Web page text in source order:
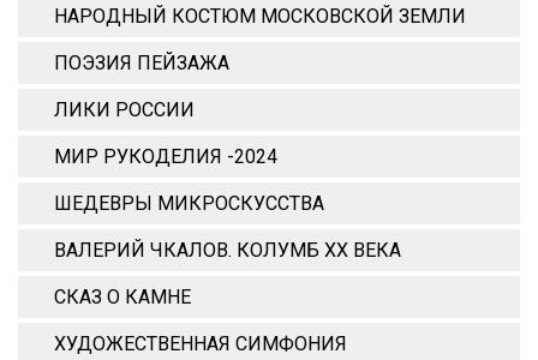
НАРОДНЫЙ КОСТЮМ МОСКОВСКОЙ ЗЕМЛИ
ПОЭЗИЯ ПЕЙЗАЖА
ЛИКИ РОССИИ
МИР РУКОДЕЛИЯ -2024
ШЕДЕВРЫ МИКРОСКУССТВА
ВАЛЕРИЙ ЧКАЛОВ. КОЛУМБ ХХ ВЕКА
СКАЗ О КАМНЕ
ХУДОЖЕСТВЕННАЯ СИМФОНИЯ